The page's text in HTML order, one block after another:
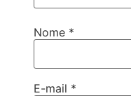
Nome *
E-mail *